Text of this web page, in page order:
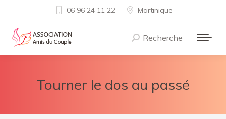
06 96 24 11 22 Martinique
Recherche
:
Recherche
Tourner le dos au passé